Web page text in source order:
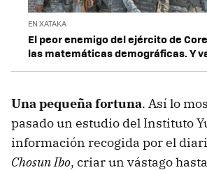
EN XATAKA
El peor enemigo del ejército de
las matemáticas demográficas. Y
Una pequeña fortuna. Así lo
pasado un estudio del Instituto
información recogida por el
Chosun Ibo, criar un vástago